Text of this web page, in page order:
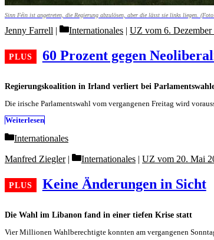
Sinn Féin ist angetreten, die Regierung abzulösen, aber die lässt sie links liegen.
Regierungskoalition in Irland verliert bei
60 Prozent gegen
Jenny Farrell Categories
Internationales | UZ vom 6. Dezember
Die irische Parlamentswahl vom vergangenen Freitag wird
Weiterlesen
Categories
Internationales
Die Wahl im Libanon fand in einer tiefen Krise statt
Keine Änderungen in Sicht
Manfred Ziegler Categories
Internationales | UZ vom 20. Mai
Vier Millionen Wahlberechtigte konnten am vergangenen